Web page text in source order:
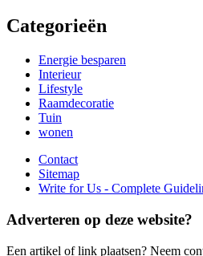
Categorieën
Energie besparen
Interieur
Lifestyle
Raamdecoratie
Tuin
wonen
Contact
Sitemap
Write for Us - Complete
Adverteren op deze website?
Een artikel of link plaatsen? Neem